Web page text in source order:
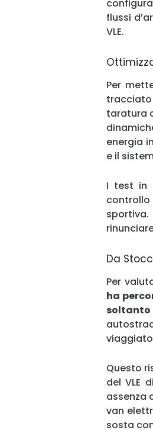
flussi
VLE.
Per
taratura
energia
e il
I test in
Da
Per
ha
soltanto
Questo
del VLE
assenza
van
sosta